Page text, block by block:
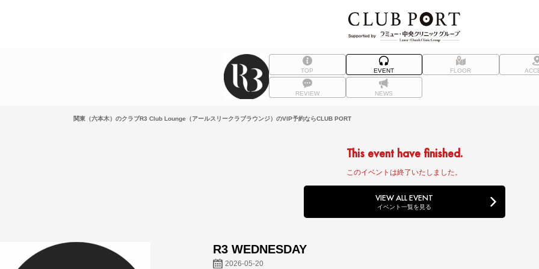
TOP EVENT FLOOR
REVIEW NEWS
関東（六本木）のクラブR3 Club Lounge（アールスリークラブラウンジ）のVIP予約ならCLUB PORT
This event have finished.
このイベントは終了いたしました。
VIEW ALL EVENT
イベント一覧を見る
R3 WEDNESDAY
2026-05-20